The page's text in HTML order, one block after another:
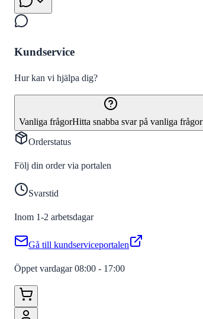
Kundservice
Hur kan vi hjälpa dig?
Vanliga frågorHitta snabba svar på vanliga frågor
Orderstatus
Följ din order via portalen
Svarstid
Inom 1-2 arbetsdagar
Gå till kundserviceportalen
Öppet vardagar 08:00 - 17:00